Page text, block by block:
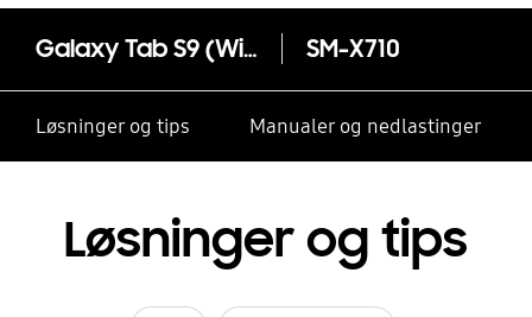
Galaxy Tab S9 (Wi-Fi) (11.0") SM-X710
Løsninger og tips Manualer og nedlastinger
Løsninger og tips